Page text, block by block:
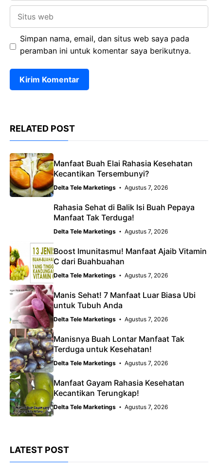
Simpan nama, email, dan situs web saya pada
peramban ini untuk komentar saya berikutnya.
RELATED POST
Manfaat Buah Elai Rahasia Kesehatan
Kecantikan Tersembunyi?
Delta Tele Marketings Agustus 7, 2026
Rahasia Sehat di Balik Isi Buah Pepaya
Manfaat Tak Terduga!
Delta Tele Marketings Agustus 7, 2026
Boost Imunitasmu! Manfaat Ajaib Vitamin
C dari Buahbuahan
Delta Tele Marketings Agustus 7, 2026
Manis Sehat! 7 Manfaat Luar Biasa Ubi
untuk Tubuh Anda
Delta Tele Marketings Agustus 7, 2026
Manisnya Buah Lontar Manfaat Tak
Terduga untuk Kesehatan!
Delta Tele Marketings Agustus 7, 2026
Manfaat Gayam Rahasia Kesehatan
Kecantikan Terungkap!
Delta Tele Marketings Agustus 7, 2026
LATEST POST